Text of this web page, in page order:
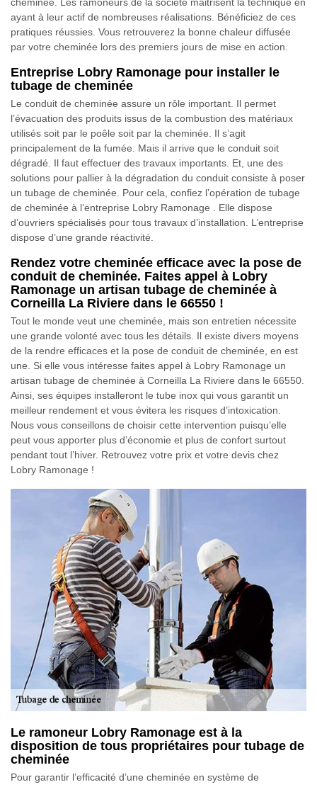
cheminée. Les ramoneurs de la société maitrisent la technique en
ayant à leur actif de nombreuses réalisations. Bénéficiez de ces
pratiques réussies. Vous retrouverez la bonne chaleur diffusée
par votre cheminée lors des premiers jours de mise en action.
Entreprise Lobry Ramonage pour installer le
tubage de cheminée
Le conduit de cheminée assure un rôle important. Il permet
l’évacuation des produits issus de la combustion des matériaux
utilisés soit par le poêle soit par la cheminée. Il s’agit
principalement de la fumée. Mais il arrive que le conduit soit
dégradé. Il faut effectuer des travaux importants. Et, une des
solutions pour pallier à la dégradation du conduit consiste à poser
un tubage de cheminée. Pour cela, confiez l’opération de tubage
de cheminée à l’entreprise Lobry Ramonage . Elle dispose
d’ouvriers spécialisés pour tous travaux d’installation. L’entreprise
dispose d’une grande réactivité.
Rendez votre cheminée efficace avec la pose de
conduit de cheminée. Faites appel à Lobry
Ramonage un artisan tubage de cheminée à
Corneilla La Riviere dans le 66550 !
Tout le monde veut une cheminée, mais son entretien nécessite
une grande volonté avec tous les détails. Il existe divers moyens
de la rendre efficaces et la pose de conduit de cheminée, en est
une. Si elle vous intéresse faites appel à Lobry Ramonage un
artisan tubage de cheminée à Corneilla La Riviere dans le 66550.
Ainsi, ses équipes installeront le tube inox qui vous garantit un
meilleur rendement et vous évitera les risques d’intoxication.
Nous vous conseillons de choisir cette intervention puisqu’elle
peut vous apporter plus d’économie et plus de confort surtout
pendant tout l’hiver. Retrouvez votre prix et votre devis chez
Lobry Ramonage !
Le ramoneur Lobry Ramonage est à la
disposition de tous propriétaires pour tubage de
cheminée
Pour garantir l’efficacité d’une cheminée en système de